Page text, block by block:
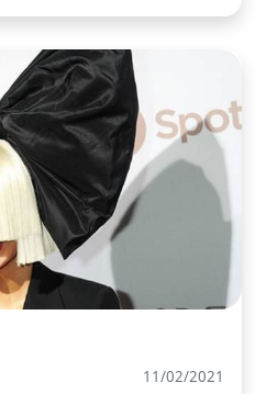
11/02/2021